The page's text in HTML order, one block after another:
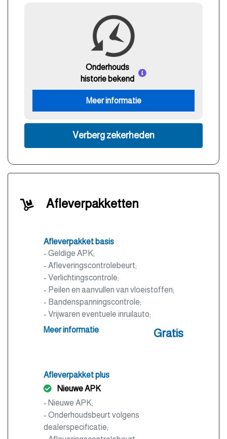
Onderhouds
historie bekend
Meer informatie
Verberg zekerheden
Afleverpakketten
Afleverpakket basis
- Geldige APK;
- Afleveringscontrolebeurt;
- Verlichtingscontrole;
- Peilen en aanvullen van vloeistoffen;
- Bandenspanningscontrole;
- Vrijwaren eventuele inruilauto;
- Auto is of wordt gepoetst.
Meer informatie Gratis
Afleverpakket plus
Nieuwe APK
- Nieuwe APK;
- Onderhoudsbeurt volgens
dealerspecificatie;